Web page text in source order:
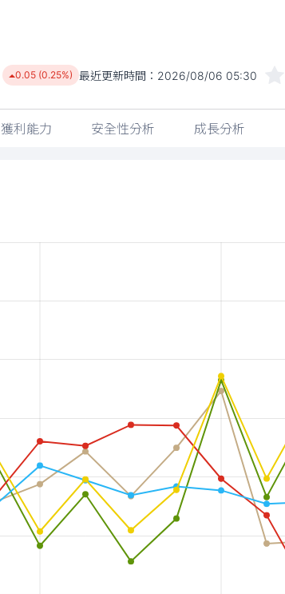
0.05 (0.25%) 最近更新時間： 2026/08/06 05:30
獲利能力 安全性分析 成長分析